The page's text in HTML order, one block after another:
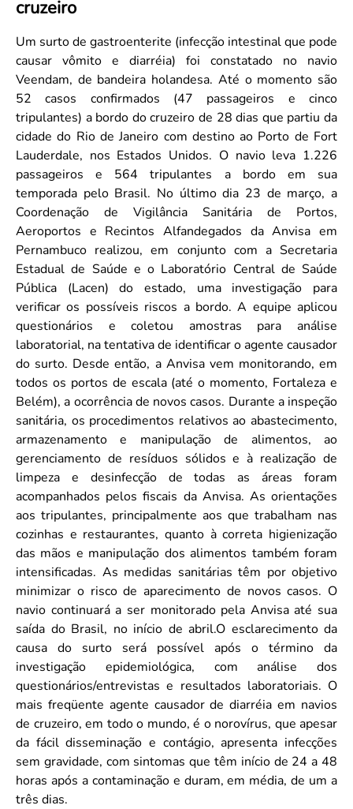
Convenção Coletiva 2025/2026 – Piso salarial Farmácias e Drogaria
Calendário Eleitoral
Candidatos
Votação
Dúvidas Frequentes
Eleições Anteriores
cruzeiro
Um surto de gastroenterite (infecção intestinal que pode
causar vômito e diarréia) foi constatado no navio
Veendam, de bandeira holandesa. Até o momento são
52 casos confirmados (47 passageiros e cinco
tripulantes) a bordo do cruzeiro de 28 dias que partiu da
cidade do Rio de Janeiro com destino ao Porto de Fort
Lauderdale, nos Estados Unidos. O navio leva 1.226
passageiros e 564 tripulantes a bordo em sua
temporada pelo Brasil. No último dia 23 de março, a
Coordenação de Vigilância Sanitária de Portos,
Aeroportos e Recintos Alfandegados da Anvisa em
Pernambuco realizou, em conjunto com a Secretaria
Estadual de Saúde e o Laboratório Central de Saúde
Pública (Lacen) do estado, uma investigação para
verificar os possíveis riscos a bordo. A equipe aplicou
questionários e coletou amostras para análise
laboratorial, na tentativa de identificar o agente causador
do surto. Desde então, a Anvisa vem monitorando, em
todos os portos de escala (até o momento, Fortaleza e
Belém), a ocorrência de novos casos. Durante a inspeção
sanitária, os procedimentos relativos ao abastecimento,
armazenamento e manipulação de alimentos, ao
gerenciamento de resíduos sólidos e à realização de
limpeza e desinfecção de todas as áreas foram
acompanhados pelos fiscais da Anvisa. As orientações
aos tripulantes, principalmente aos que trabalham nas
cozinhas e restaurantes, quanto à correta higienização
das mãos e manipulação dos alimentos também foram
intensificadas. As medidas sanitárias têm por objetivo
minimizar o risco de aparecimento de novos casos. O
navio continuará a ser monitorado pela Anvisa até sua
saída do Brasil, no início de abril.O esclarecimento da
causa do surto será possível após o término da
investigação epidemiológica, com análise dos
questionários/entrevistas e resultados laboratoriais. O
mais freqüente agente causador de diarréia em navios
de cruzeiro, em todo o mundo, é o norovírus, que apesar
da fácil disseminação e contágio, apresenta infecções
sem gravidade, com sintomas que têm início de 24 a 48
horas após a contaminação e duram, em média, de um a
três dias.